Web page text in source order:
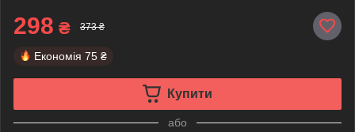
298 ₴ 373 ₴
Економія 75 ₴
Купити
або